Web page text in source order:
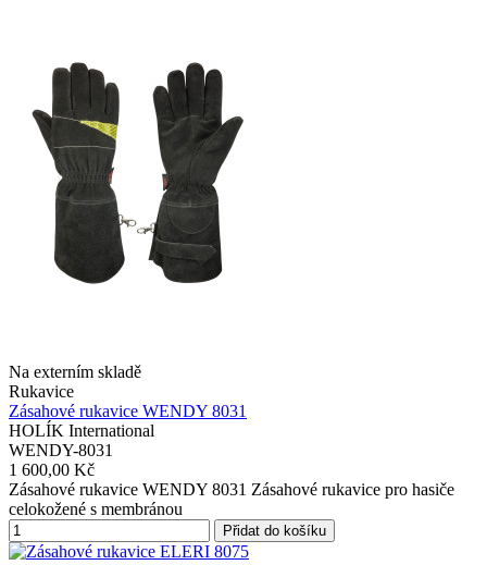
Na externím skladě
Rukavice
Zásahové rukavice WENDY 8031
HOLÍK International
WENDY-8031
1 600,00 Kč
Zásahové rukavice WENDY 8031 Zásahové rukavice pro hasiče
celokožené s membránou
Přidat do košíku